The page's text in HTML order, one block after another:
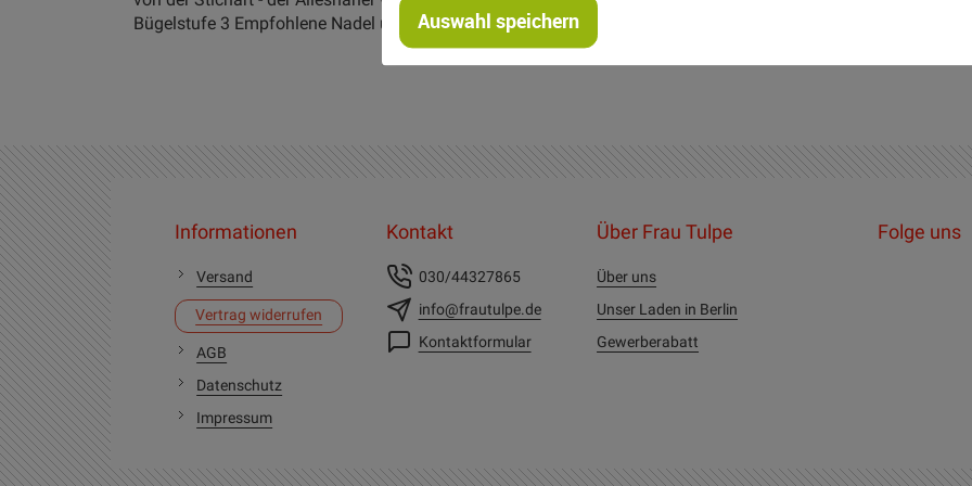
Auswahl speichern
Bügelstufe 3 Empfohlene Nadel und Nadelstärke: Universalnadel NM 70-90 Garnstärke 100
Informationen
Versand
Vertrag widerrufen
AGB
Datenschutz
Impressum
Kontakt
030/44327865
info@frautulpe.de
Kontaktformular
Über Frau Tulpe
Über uns
Unser Laden in Berlin
Gewerberabatt
Folge uns